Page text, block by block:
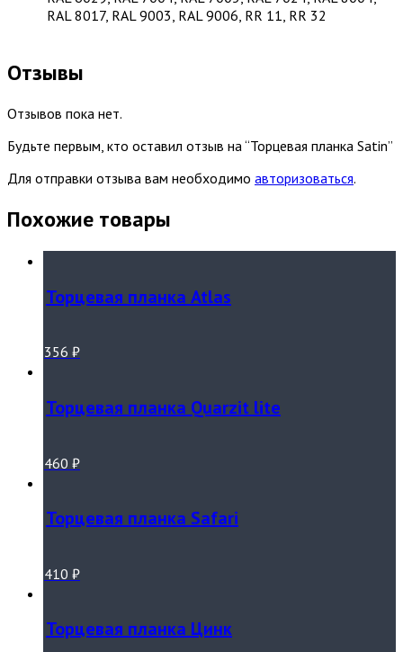
RAL 8017, RAL 9003, RAL 9006, RR 11, RR 32
Отзывы
Отзывов пока нет.
Будьте первым, кто оставил отзыв на “Торцевая планка Satin”
Для отправки отзыва вам необходимо авторизоваться.
Похожие товары
Торцевая планка Atlas
356 ₽
Торцевая планка Quarzit lite
460 ₽
Торцевая планка Safari
410 ₽
Торцевая планка Цинк